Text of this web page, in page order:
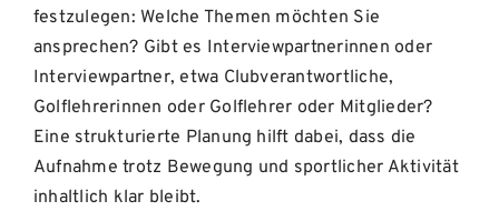
festzulegen: Welche Themen möchten Sie
ansprechen? Gibt es Interviewpartnerinnen oder
Interviewpartner, etwa Clubverantwortliche,
Golflehrerinnen oder Golflehrer oder Mitglieder?
Eine strukturierte Planung hilft dabei, dass die
Aufnahme trotz Bewegung und sportlicher Aktivität
inhaltlich klar bleibt.